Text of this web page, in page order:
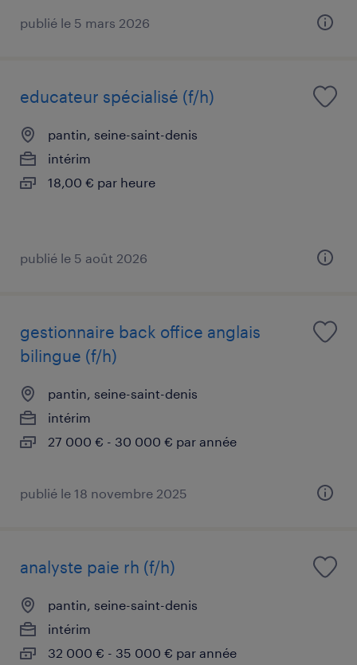
publié le 5 mars 2026
educateur spécialisé (f/h)
pantin, seine-saint-denis
intérim
18,00 € par heure
publié le 5 août 2026
gestionnaire back office anglais
bilingue (f/h)
pantin, seine-saint-denis
intérim
27 000 € - 30 000 € par année
publié le 18 novembre 2025
analyste paie rh (f/h)
pantin, seine-saint-denis
intérim
32 000 € - 35 000 € par année